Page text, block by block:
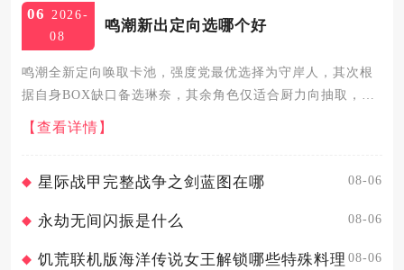
06
2026-
08
鸣潮新出定向选哪个好
鸣潮全新定向唤取卡池，强度党最优选择为守岸人，其次根
据自身BOX缺口备选琳奈，其余角色仅适合厨力向抽取，实
战性价比差距明显，这份选择逻辑适配新手开荒、老玩家补
体系两种主流游玩场景，也是当前主流攻略社区经过大量实
【查看详情】
星际战甲完整战争之剑蓝图在哪 08-06
永劫无间闪振是什么 08-06
饥荒联机版海洋传说女王解锁哪些特殊料理 08-06